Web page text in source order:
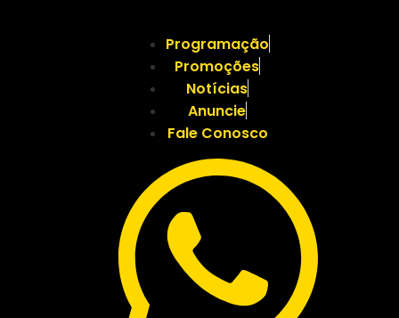
Programação
Promoções
Notícias
Anuncie
Fale Conosco